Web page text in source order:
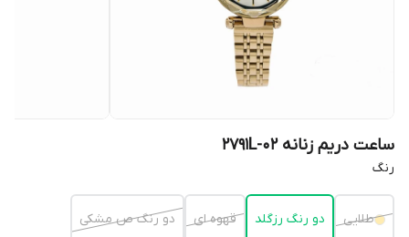
ساعت دریم زنانه 2791L-02
رنگ
طلایی دو رنگ رزگلد قهوه ای دو رنگ ص مشکی